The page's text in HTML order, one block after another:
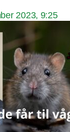
2023, 9:25